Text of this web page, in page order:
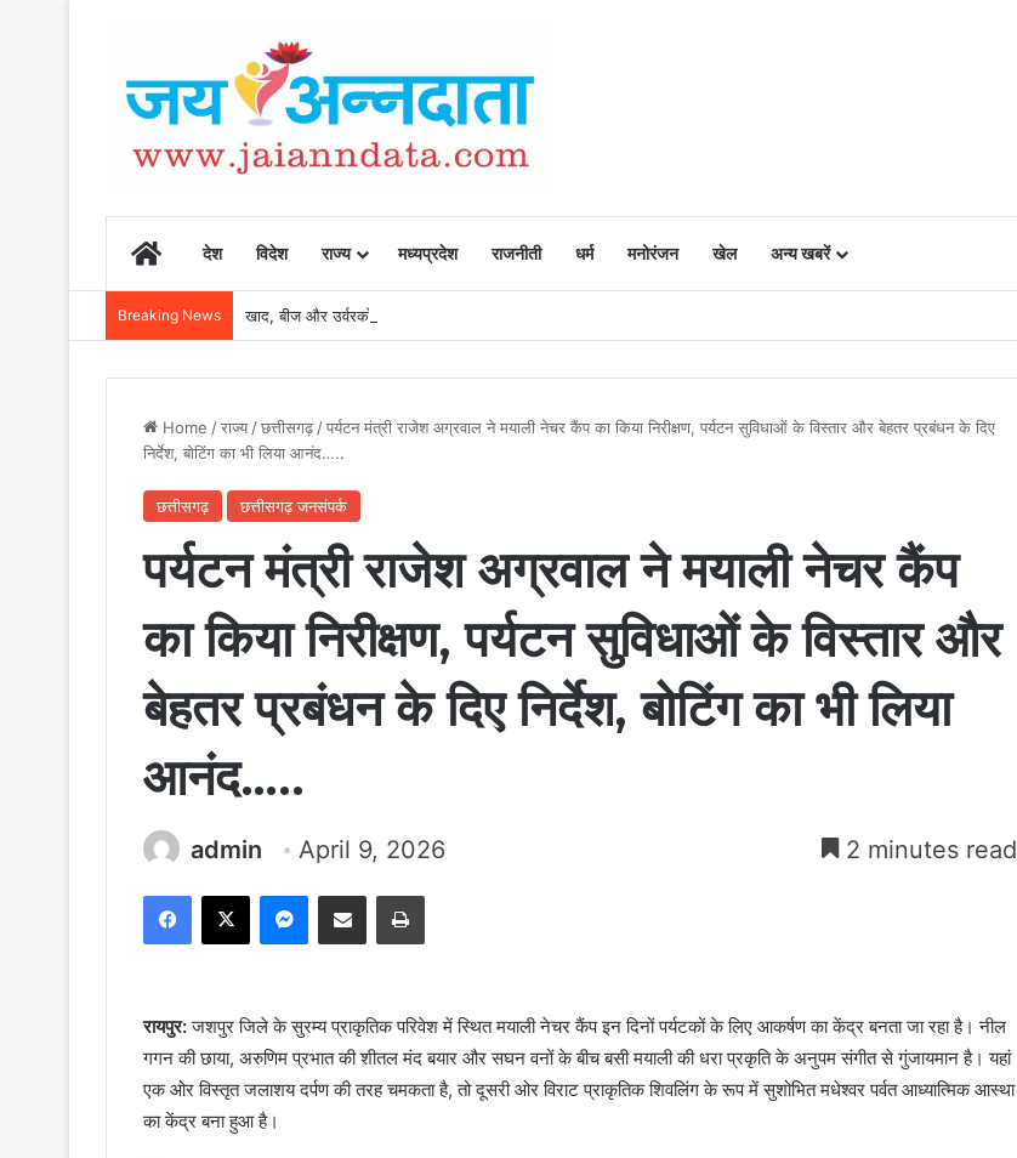
Homeदेश विदेश राज्य मध्यप्रदेश राजनीती धर्म मनोरंजन खेल अन्य खबरें
Breaking News खाद, बीज और उर्वरकों की समय पर उपलब्धता से किसानों में उत्साह, नैनो डीएपी और नैनो यूरिया बने किसानों के भरोसेमंद कृषि साथी…..
Home /राज्य/छत्तीसगढ़/पर्यटन मंत्री राजेश अग्रवाल ने मयाली नेचर कैंप का किया निरीक्षण, पर्यटन सुविधाओं के विस्तार और बेहतर प्रबंधन के दिए
निर्देश, बोटिंग का भी लिया आनंद…..
छत्तीसगढ़ छत्तीसगढ़ जनसंपर्क
पर्यटन मंत्री राजेश अग्रवाल ने मयाली नेचर कैंप
का किया निरीक्षण, पर्यटन सुविधाओं के विस्तार और
बेहतर प्रबंधन के दिए निर्देश, बोटिंग का भी लिया
आनंद…..
admin April 9, 2026 2 minutes read
Facebook
X Messenger
Share via Email Print
रायपुर:जशपुर जिले के सुरम्य प्राकृतिक परिवेश में स्थित मयाली नेचर कैंप इन दिनों पर्यटकों के लिए आकर्षण का केंद्र बनता जा रहा है। नील
गगन की छाया, अरुणिम प्रभात की शीतल मंद बयार और सघन वनों के बीच बसी मयाली की धरा प्रकृति के अनुपम संगीत से गुंजायमान है। यहां
एक ओर विस्तृत जलाशय दर्पण की तरह चमकता है, तो दूसरी ओर विराट प्राकृतिक शिवलिंग के रूप में सुशोभित मधेश्वर पर्वत आध्यात्मिक आस्था
का केंद्र बना हुआ है।